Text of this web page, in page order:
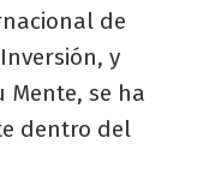
de
y
Mente, se ha
dentro del